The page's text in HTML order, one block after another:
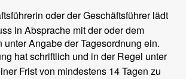
oder der Geschäftsführer lädt
in Absprache mit der oder dem
unter Angabe der Tagesordnung ein.
hat schriftlich und in der Regel unter
Frist von mindestens 14 Tagen zu